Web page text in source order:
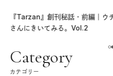
『Tarzan』創刊秘話・前編｜ウ
さんにきいてみる。Vol.2
Category
カテゴリー